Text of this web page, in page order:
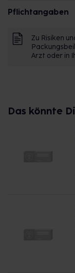
Pflichtangaben
Zu Risiken
Arzt oder in
Das könnte